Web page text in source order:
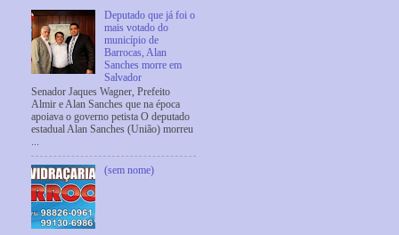
Deputado que já foi o
mais votado do
município de
Barrocas, Alan
Sanches morre em
Salvador
Senador Jaques Wagner, Prefeito
Almir e Alan Sanches que na época
apoiava o governo petista O deputado
estadual Alan Sanches (União) morreu
...
(sem nome)